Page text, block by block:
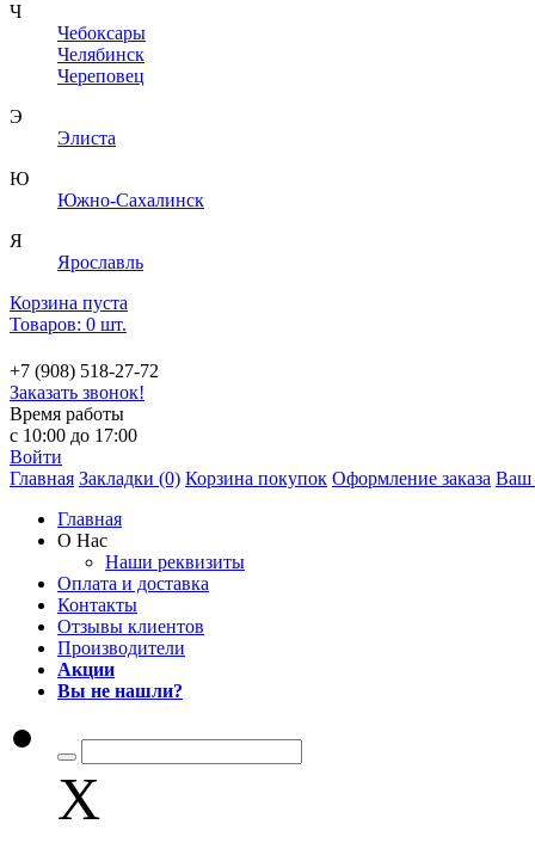
Ч
Чебоксары
Челябинск
Череповец
Э
Элиста
Ю
Южно-Сахалинск
Я
Ярославль
Корзина пуста
Товаров: 0 шт.
+7 (908) 518-27-72
Заказать звонок!
Время работы
с 10:00 до 17:00
Войти
Главная Закладки (0) Корзина покупок Оформление заказа Ваш
Главная
О Нас
Наши реквизиты
Оплата и доставка
Контакты
Отзывы клиентов
Производители
Акции
Вы не нашли?
X